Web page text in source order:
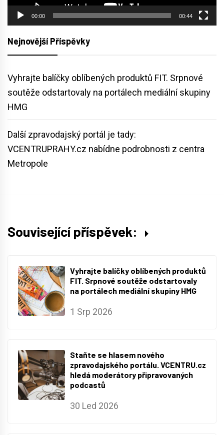
00:00 00:44
Nejnovější Příspěvky
Vyhrajte balíčky oblíbených produktů FIT. Srpnové
soutěže odstartovaly na portálech mediální skupiny
HMG
Další zpravodajský portál je tady:
VCENTRUPRAHY.cz nabídne podrobnosti z centra
Metropole
Související příspěvek:
Vyhrajte balíčky oblíbených produktů
FIT. Srpnové soutěže odstartovaly
na portálech mediální skupiny HMG
1 Srp 2026
Staňte se hlasem nového
zpravodajského portálu. VCENTRU.cz
hledá moderátory připravovaných
podcastů
30 Led 2026